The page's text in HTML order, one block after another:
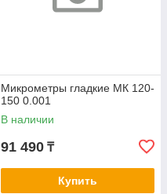
Микрометры гладкие МК 120-
150 0.001
В наличии
91 490 ₸
Купить